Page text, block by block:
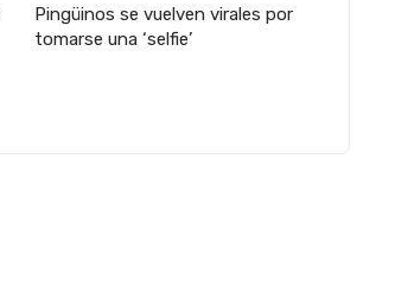
Pingüinos se vuelven virales por
tomarse una ‘selfie’